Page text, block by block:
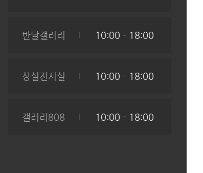
반달갤러리 10:00 - 18:00
상설전시실 10:00 - 18:00
갤러리808 10:00 - 18:00